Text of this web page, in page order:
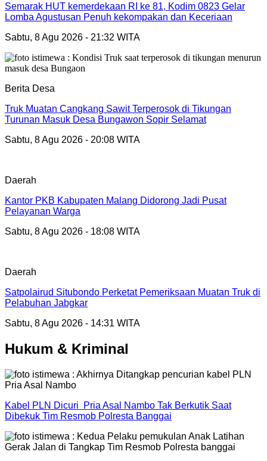
Semarak HUT kemerdekaan RI ke 81, Kodim 0823 Gelar
Lomba Agustusan Penuh kekompakan dan Keceriaan
Sabtu, 8 Agu 2026 - 21:32 WITA
Berita Desa
Truk Muatan Cangkang Sawit Terperosok di Tikungan
Turunan Masuk Desa Bungawon Sopir Selamat
Sabtu, 8 Agu 2026 - 20:08 WITA
Daerah
Kantor PKB Kabupaten Malang Didorong Jadi Pusat
Pelayanan Warga
Sabtu, 8 Agu 2026 - 18:08 WITA
Daerah
Satpolairud Situbondo Perketat Pemeriksaan Muatan Truk di
Pelabuhan Jabgkar
Sabtu, 8 Agu 2026 - 14:31 WITA
Hukum & Kriminal
Kabel PLN Dicuri Pria Asal Nambo Tak Berkutik Saat
Dibekuk Tim Resmob Polresta Banggai